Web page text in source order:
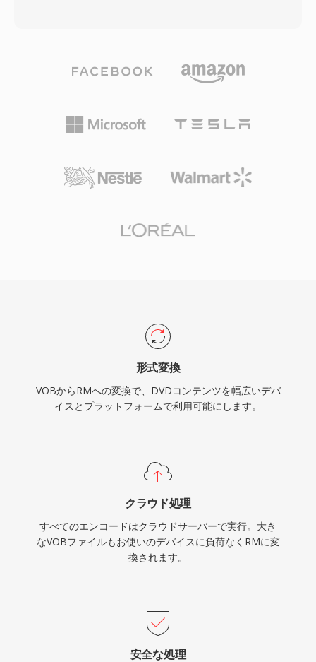
を、音声と映像の合計で最大9.8 Mbpsのビット
レートでサポートしています。映像、マルチトラ
プログラムストリームに統合することで、VOB
ションとなりました。ストリーミングや新しいデ
ィスクフォーマットが新規コンテンツではDVD
ンテンツの膨大なライブラリへのアクセスに引き
ィアアプリケーションの一つであり、
にバッファ付きストリーミングビデオの概念を先
駆けました。フォーマットは固定ビットレートエ
ロプライエタリなコンテナ構造を使用し、不安定
レートの複数のストリームを格納でき、
トワーク配信のためにRTSPおよびPNAストリー
ミングプロトコルもフォーマットと並行して開発
しました。RMの圧縮はその時代としては印象的
で、競合するアプローチが苦戦する中、20-30
kbpsという低ビットレートでも視聴可能な映像
ファイルは初期のインターネット時代のアーカイ
関、教育機関、メディアライブラリに残っていま
す。
形式変換
VOBからRMへの変換で、DVDコンテンツを幅広いデバ
イスとプラットフォームで利用可能にします。
クラウド処理
すべてのエンコードはクラウドサーバーで実行。大き
なVOBファイルもお使いのデバイスに負荷なくRMに変
換されます。
安全な処理